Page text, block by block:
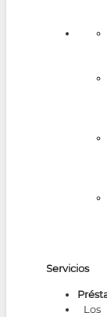
Servicios
Los